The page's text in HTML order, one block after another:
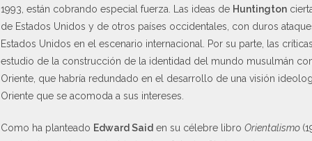
1993, están cobrando especial fuerza. Las ideas de Huntington
de Estados Unidos y de otros países occidentales, con duros
Estados Unidos en el escenario internacional. Por su parte, las
estudio de la construcción de la identidad del mundo musulmán
Oriente, que habría redundado en el desarrollo de una visión
Oriente que se acomoda a sus intereses.
Como ha planteado Edward Said en su célebre libro Orientalismo